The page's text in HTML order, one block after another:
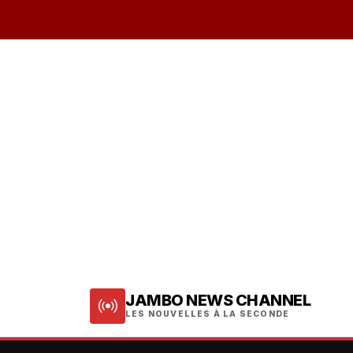
JAMBO NEWS CHANNEL
LES NOUVELLES À LA SECONDE